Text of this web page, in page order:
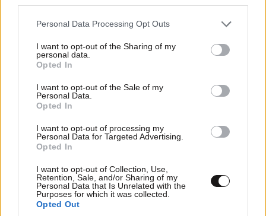
Please note that this website/app uses one or more Google
not limited to your visit or usage behaviour. You may click to
grant or deny consent to Google and its third-party tags to
use your data for below specified purposes in below Google
consent section.
Personal Data Processing Opt Outs
I want to opt-out of the Sharing of my
personal data.
Opted In
I want to opt-out of the Sale of my
Personal Data.
Opted In
I want to opt-out of processing my
Personal Data for Targeted Advertising.
Opted In
I want to opt-out of Collection, Use,
Retention, Sale, and/or Sharing of my
Personal Data that Is Unrelated with the
Purposes for which it was collected.
Opted Out
βγαίνει τον πιάνουν τα νεύρα του και τα κάνει
μαντάρα.
Απαντήστε